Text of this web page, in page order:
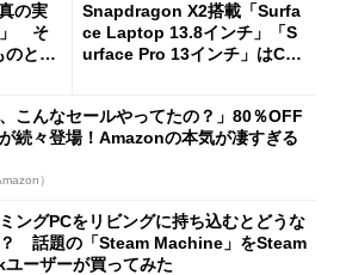
の実
」 そ
のと
Snapdragon X2搭載「Surfa
ce Laptop 13.8インチ」「S
urface Pro 13インチ」はCop
た
、こんなセールやってたの？」80％OFF
続々登場！Amazonの本気が凄すぎる
）
ングPCをリビングに持ち込むとどうな
話題の「Steam Machine」をSteam
ユーザーが買ってみた